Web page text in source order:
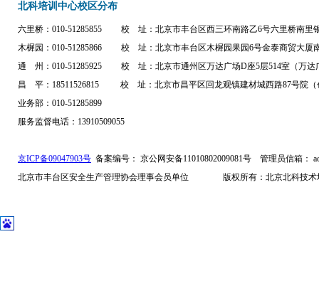
北科培训中心校区分布
六里桥：010-51285855 校 址：北京市丰台区西三环南路乙6号六里桥南里
木樨园：010-51285866 校 址：北京市丰台区木樨园果园6号金泰商贸大厦
通 州：010-51285925 校 址：北京市通州区万达广场D座5层514室（万达
昌 平：18511526815 校 址：北京市昌平区回龙观镇建材城西路87号院（
业务部：010-51285899
服务监督电话：13910509055
京ICP备09047903号 备案编号： 京公网安备11010802009081号 管理员信箱：
北京市丰台区安全生产管理协会理事会员单位 版权所有：北京北科技术培